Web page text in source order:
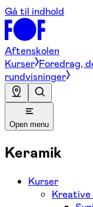
Gå til indhold
Aftenskolen
Kurser Foredrag,
rundvisninger
Open menu
Keramik
Kurser